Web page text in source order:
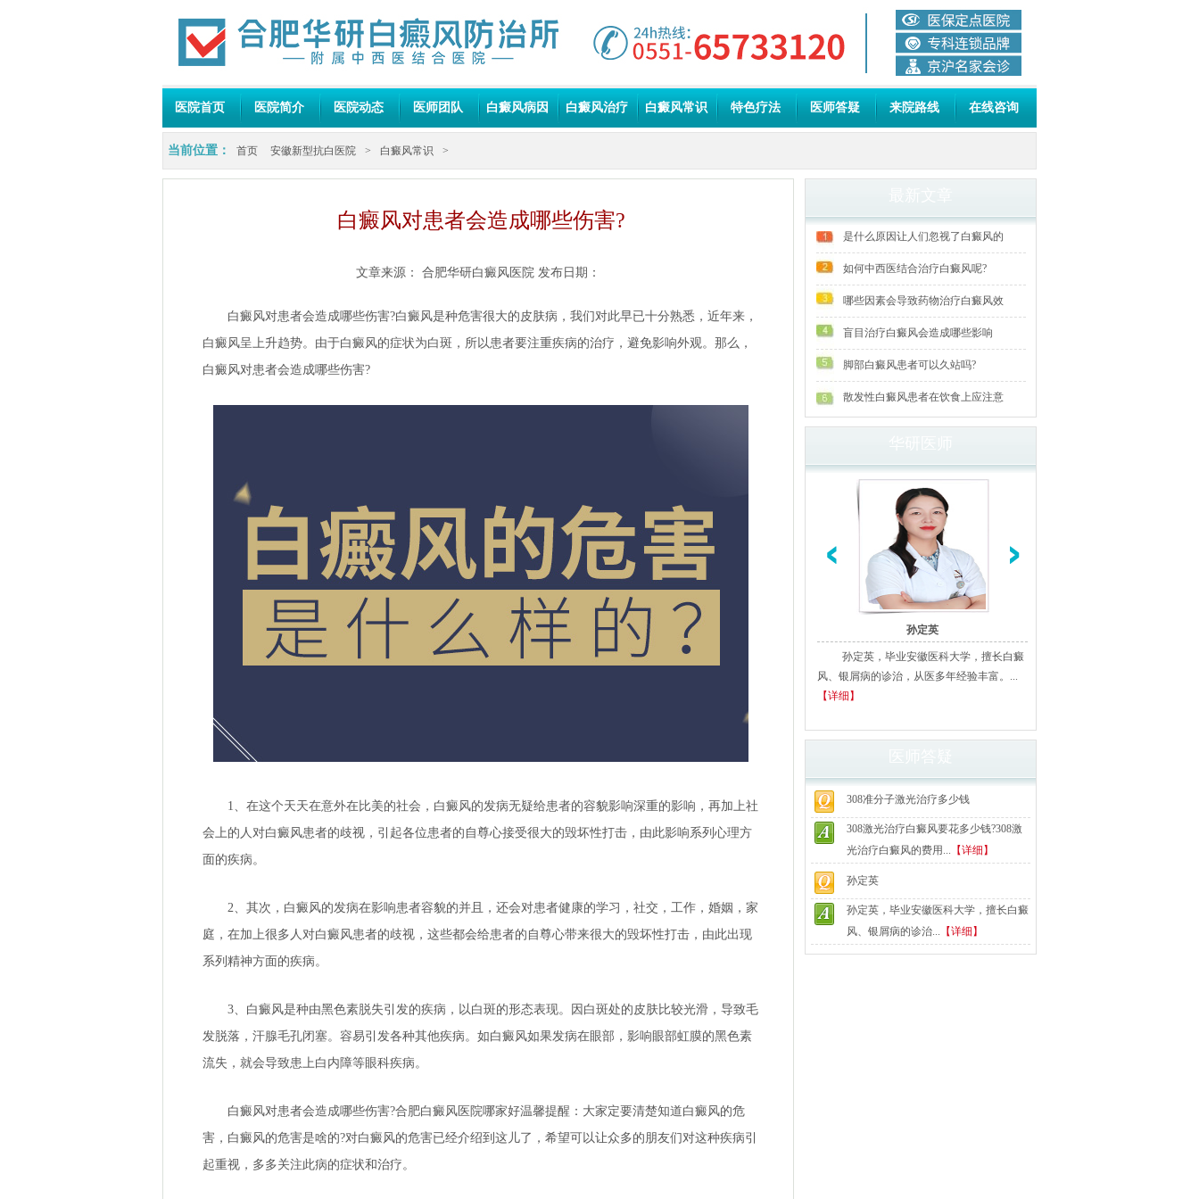
医院首页 医院简介 医院动态 医师团队 白癜风病因 白癜风治疗 白癜风常识 特色疗法 医师答疑 来院路线 在线咨询
当前位置： 首页 安徽新型抗白医院 > 白癜风常识 >
白癜风对患者会造成哪些伤害?
文章来源： 合肥华研白癜风医院 发布日期：
白癜风对患者会造成哪些伤害?白癜风是种危害很大的皮肤病，我们对此早已十分熟悉，近年来，
白癜风呈上升趋势。由于白癜风的症状为白斑，所以患者要注重疾病的治疗，避免影响外观。那么，
白癜风对患者会造成哪些伤害?
1、在这个天天在意外在比美的社会，白癜风的发病无疑给患者的容貌影响深重的影响，再加上社
会上的人对白癜风患者的歧视，引起各位患者的自尊心接受很大的毁坏性打击，由此影响系列心理方
面的疾病。
2、其次，白癜风的发病在影响患者容貌的并且，还会对患者健康的学习，社交，工作，婚姻，家
庭，在加上很多人对白癜风患者的歧视，这些都会给患者的自尊心带来很大的毁坏性打击，由此出现
系列精神方面的疾病。
3、白癜风是种由黑色素脱失引发的疾病，以白斑的形态表现。因白斑处的皮肤比较光滑，导致毛
发脱落，汗腺毛孔闭塞。容易引发各种其他疾病。如白癜风如果发病在眼部，影响眼部虹膜的黑色素
流失，就会导致患上白内障等眼科疾病。
白癜风对患者会造成哪些伤害?合肥白癜风医院哪家好温馨提醒：大家定要清楚知道白癜风的危
害，白癜风的危害是啥的?对白癜风的危害已经介绍到这儿了，希望可以让众多的朋友们对这种疾病引
起重视，多多关注此病的症状和治疗。
是什么原因让人们忽视了白癜风的
如何中西医结合治疗白癜风呢?
哪些因素会导致药物治疗白癜风效
盲目治疗白癜风会造成哪些影响
脚部白癜风患者可以久站吗?
散发性白癜风患者在饮食上应注意
孙定英
孙定英，毕业安徽医科大学，擅长白癜
风、银屑病的诊治，从医多年经验丰富。...
【详细】
308准分子激光治疗多少钱
308激光治疗白癜风要花多少钱?308激
光治疗白癜风的费用... 【详细】
孙定英
孙定英，毕业安徽医科大学，擅长白癜
风、银屑病的诊治... 【详细】